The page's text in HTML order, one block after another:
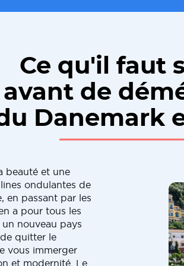
Ce qu'il faut
avant de
Danemark
beauté et une
ondulantes de
en passant par les
a pour tous les
nouveau pays
quitter le
vous immerger
et modernité. Le